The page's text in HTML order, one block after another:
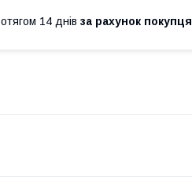
14 днів за рахунок покупця